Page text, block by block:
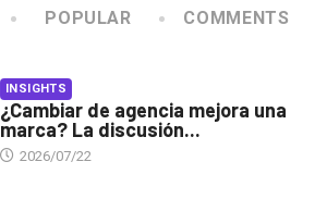
POPULAR COMMENTS
INSIGHTS
¿Cambiar de agencia mejora una
marca? La discusión...
2026/07/22